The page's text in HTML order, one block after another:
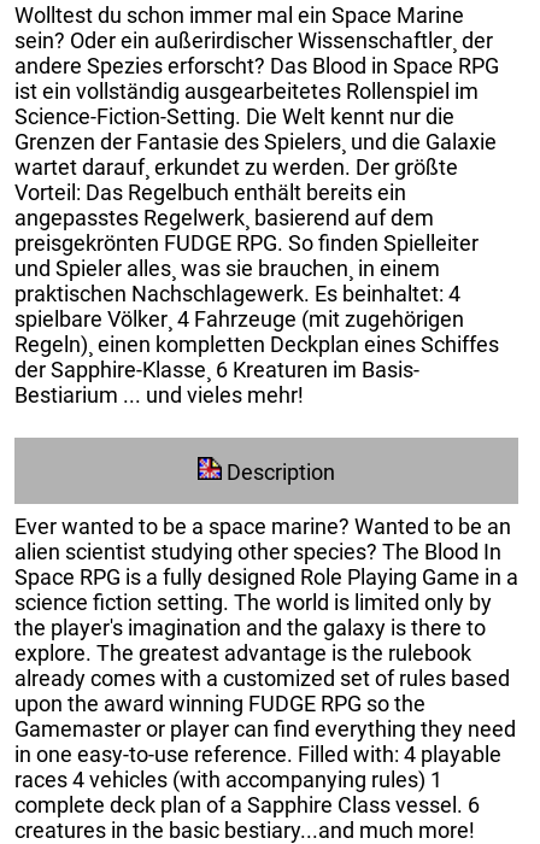
Wolltest du schon immer mal ein Space Marine
sein? Oder ein außerirdischer Wissenschaftler¸ der
andere Spezies erforscht? Das Blood in Space RPG
ist ein vollständig ausgearbeitetes Rollenspiel im
Science-Fiction-Setting. Die Welt kennt nur die
Grenzen der Fantasie des Spielers¸ und die Galaxie
wartet darauf¸ erkundet zu werden. Der größte
Vorteil: Das Regelbuch enthält bereits ein
angepasstes Regelwerk¸ basierend auf dem
preisgekrönten FUDGE RPG. So finden Spielleiter
und Spieler alles¸ was sie brauchen¸ in einem
praktischen Nachschlagewerk. Es beinhaltet: 4
spielbare Völker¸ 4 Fahrzeuge (mit zugehörigen
Regeln)¸ einen kompletten Deckplan eines Schiffes
der Sapphire-Klasse¸ 6 Kreaturen im Basis-
Bestiarium ... und vieles mehr!
Description
Ever wanted to be a space marine? Wanted to be an
alien scientist studying other species? The Blood In
Space RPG is a fully designed Role Playing Game in a
science fiction setting. The world is limited only by
the player's imagination and the galaxy is there to
explore. The greatest advantage is the rulebook
already comes with a customized set of rules based
upon the award winning FUDGE RPG so the
Gamemaster or player can find everything they need
in one easy-to-use reference. Filled with: 4 playable
races 4 vehicles (with accompanying rules) 1
complete deck plan of a Sapphire Class vessel. 6
creatures in the basic bestiary...and much more!